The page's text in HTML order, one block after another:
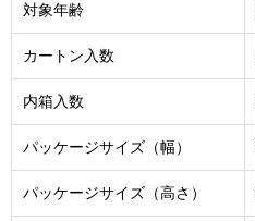
対象年齢
カートン入数
内箱入数
パッケージサイズ（幅）
パッケージサイズ（高さ）